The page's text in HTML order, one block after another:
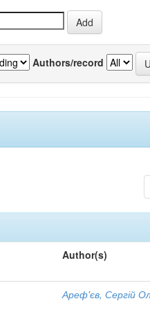
Authors/record
Author(s)
Ареф'єв, Сергій